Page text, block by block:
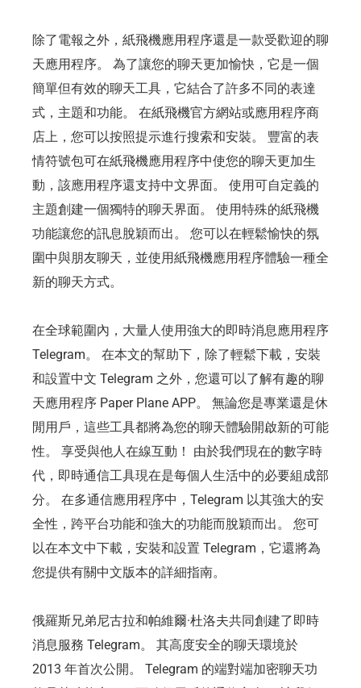
除了電報之外，紙飛機應用程序還是一款受歡迎的聊
天應用程序。 為了讓您的聊天更加愉快，它是一個
簡單但有效的聊天工具，它結合了許多不同的表達
式，主題和功能。 在紙飛機官方網站或應用程序商
店上，您可以按照提示進行搜索和安裝。 豐富的表
情符號包可在紙飛機應用程序中使您的聊天更加生
動，該應用程序還支持中文界面。 使用可自定義的
主題創建一個獨特的聊天界面。 使用特殊的紙飛機
功能讓您的訊息脫穎而出。 您可以在輕鬆愉快的氛
圍中與朋友聊天，並使用紙飛機應用程序體驗一種全
新的聊天方式。
在全球範圍內，大量人使用強大的即時消息應用程序
Telegram。 在本文的幫助下，除了輕鬆下載，安裝
和設置中文 Telegram 之外，您還可以了解有趣的聊
天應用程序 Paper Plane APP。 無論您是專業還是休
閒用戶，這些工具都將為您的聊天體驗開啟新的可能
性。 享受與他人在線互動！ 由於我們現在的數字時
代，即時通信工具現在是每個人生活中的必要組成部
分。 在多通信應用程序中，Telegram 以其強大的安
全性，跨平台功能和強大的功能而脫穎而出。 您可
以在本文中下載，安裝和設置 Telegram，它還將為
您提供有關中文版本的詳細指南。
俄羅斯兄弟尼古拉和帕維爾·杜洛夫共同創建了即時
消息服務 Telegram。 其高度安全的聊天環境於
2013 年首次公開。 Telegram 的端對端加密聊天功